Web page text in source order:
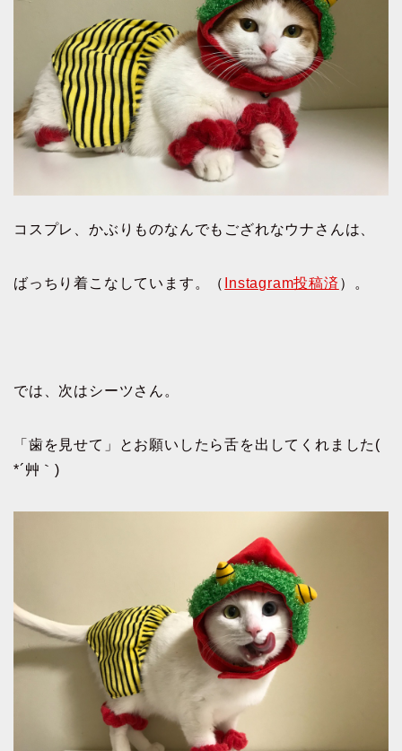
コスプレ、かぶりものなんでもござれなウナさんは、
ばっちり着こなしています。（ Instagram投稿済 ）。
では、次はシーツさん。
「歯を見せて」とお願いしたら舌を出してくれました(
*´艸｀)